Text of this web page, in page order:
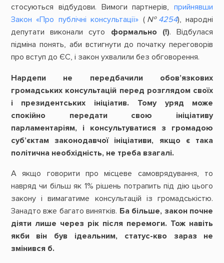
стосуються відбудови. Вимоги партнерів,прийнявши
Закон «Про публічні консультації» (№ 4254), народні
депутати виконали суто формально (!). Відбулася
підміна понять, аби встигнути до початку переговорів
про вступ до ЄС, і закон ухвалили без обговорення.
Нардепи не передбачили обов’язкових
громадських консультацій перед розглядом своїх
і президентських ініціатив. Тому уряд може
спокійно передати свою ініціативу
парламентаріям, і консультуватися з громадою
суб’єктам законодавчої ініціативи, якщо є така
політична необхідність, не треба взагалі.
А якщо говорити про місцеве самоврядування, то
навряд чи більш як 1% рішень потрапить під дію цього
закону і вимагатиме консультацій із громадськістю.
Занадто вже багато винятків. Ба більше, закон почне
діяти лише через рік після перемоги. Тож навіть
якби він був ідеальним, статус-кво зараз не
змінився б.